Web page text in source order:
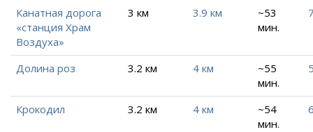
Канатная дорога
«станция Храм
Воздуха»
3 км 3.9 км
~53
мин.
Долина роз 3.2 км 4 км
~55
мин.
Крокодил 3.2 км 4 км
~54
мин.